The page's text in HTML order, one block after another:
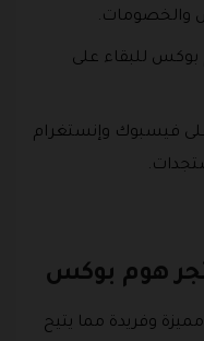
والخصومات.
بوكس للبقاء على
فيسبوك وإنستغرام
هوم بوكس
وفريدة مما يتيح